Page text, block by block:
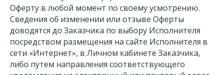
Оферту в любой момент по своему усмотрению.
Сведения об изменении или отзыве Оферты
доводятся до Заказчика по выбору Исполнителя
посредством размещения на сайте Исполнителя в
сети «Интернет», в Личном кабинете Заказчика,
либо путем направления соответствующего